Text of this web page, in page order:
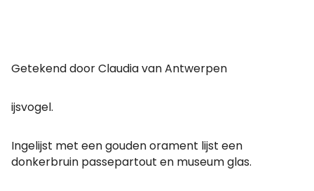
Getekend door Claudia van Antwerpen
ijsvogel.
Ingelijst met een gouden orament lijst een
donkerbruin passepartout en museum glas.